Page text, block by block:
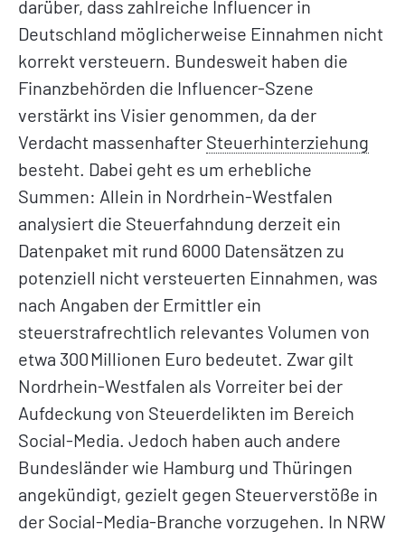
darüber, dass zahlreiche Influencer in
Deutschland möglicherweise Einnahmen nicht
korrekt versteuern. Bundesweit haben die
Finanzbehörden die Influencer-Szene
verstärkt ins Visier genommen, da der
Verdacht massenhafter Steuerhinterziehung
besteht. Dabei geht es um erhebliche
Summen: Allein in Nordrhein-Westfalen
analysiert die Steuerfahndung derzeit ein
Datenpaket mit rund 6000 Datensätzen zu
potenziell nicht versteuerten Einnahmen, was
nach Angaben der Ermittler ein
steuerstrafrechtlich relevantes Volumen von
etwa 300 Millionen Euro bedeutet. Zwar gilt
Nordrhein-Westfalen als Vorreiter bei der
Aufdeckung von Steuerdelikten im Bereich
Social-Media. Jedoch haben auch andere
Bundesländer wie Hamburg und Thüringen
angekündigt, gezielt gegen Steuerverstöße in
der Social-Media-Branche vorzugehen. In NRW